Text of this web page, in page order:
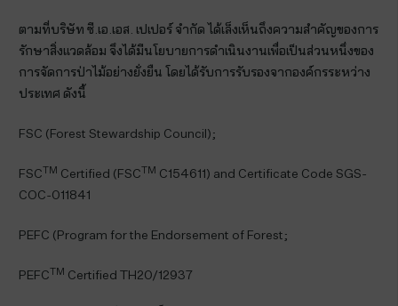
ตามที่บริษัท ซี.เอ.เอส. เปเปอร์ จำกัด ได้เล็งเห็นถึงความสำคัญของการ
รักษาสิ่งแวดล้อม จึงได้มีนโยบายการดำเนินงานเพื่อเป็นส่วนหนึ่งของ
การจัดการป่าไม้อย่างยั่งยืน โดยได้รับการรับรองจากองค์กรระหว่าง
ประเทศ ดังนี้
FSC (Forest Stewardship Council);
FSCTM Certified (FSCTM C154611) and Certificate Code SGS-
COC-011841
PEFC (Program for the Endorsement of Forest;
PEFCTM Certified TH20/12937